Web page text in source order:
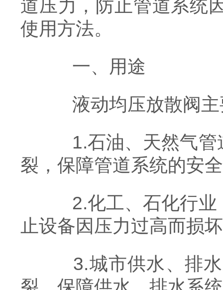
道压力，防止管道系统
使用方法。
一、用途
液动均压放散阀主
1.石油、天然气管
裂，保障管道系统的安
2.化工、石化行业
止设备因压力过高而损
3.城市供水、排水